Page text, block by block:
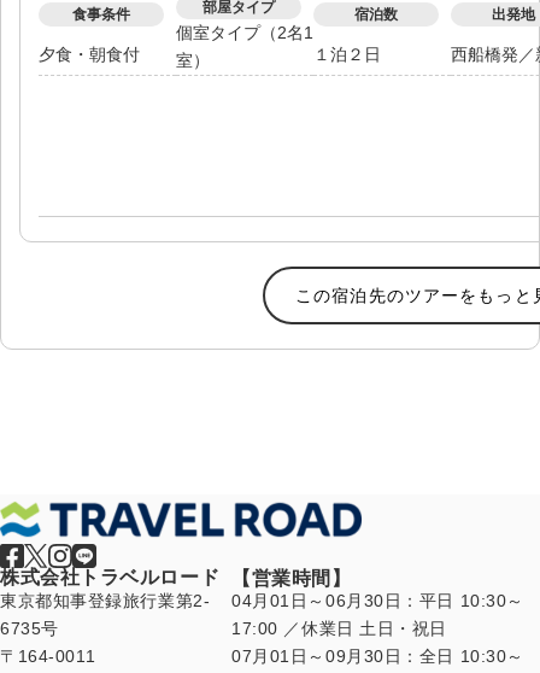
食事条件
夕食・朝食付
部屋タイプ
個室タイプ（2名1
室）
宿泊数
１泊２日
出発地
西船橋発 ／
この宿泊先のツアーをもっと
株式会社トラベルロード
東京都知事登録旅行業第2-
6735号
〒164-0011
【営業時間】
04月01日～06月30日：平日 10:30～
17:00 ／休業日 土日・祝日
07月01日～09月30日：全日 10:30～